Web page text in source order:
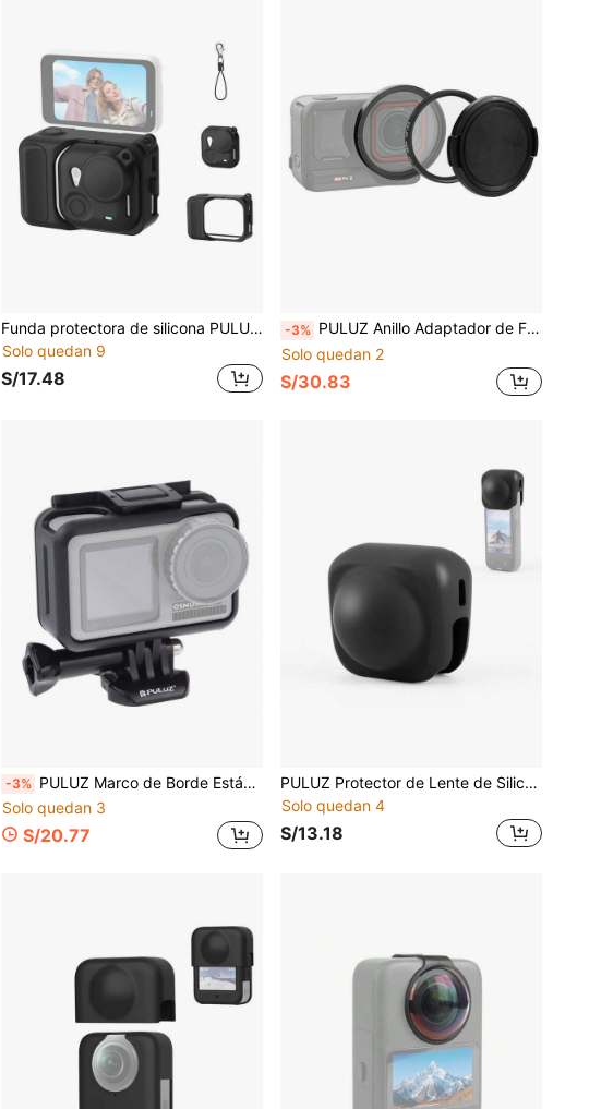
Funda protectora de silicona PULUZ para cámara de acción Insta360 GO Ultra, ranura de expansión, Body y cubierta protectora de lente (Color: Negro)
Solo quedan 9
S/17.48
-3% PULUZ Anillo Adaptador de Filtro de Lente UV de 52mm para Insta360 Ace Pro 2, con Tapa de Lente (Negro)
Solo quedan 2
S/30.83
-3% PULUZ Marco de Borde Estándar Jaula Protectora de ABS para Osmo Action, con Montura Básica de Hebilla & Tornillo (Negro)
Solo quedan 3
S/20.77
PULUZ Protector de Lente de Silicona para Cámara Panorámica Insta360 X4 / X4 Air / X5 (Color: Negro)
Solo quedan 4
S/13.18